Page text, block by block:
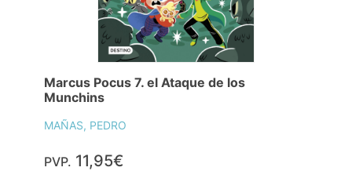
Marcus Pocus 7. el Ataque de los
Munchins
MAÑAS, PEDRO
PVP. 11,95€